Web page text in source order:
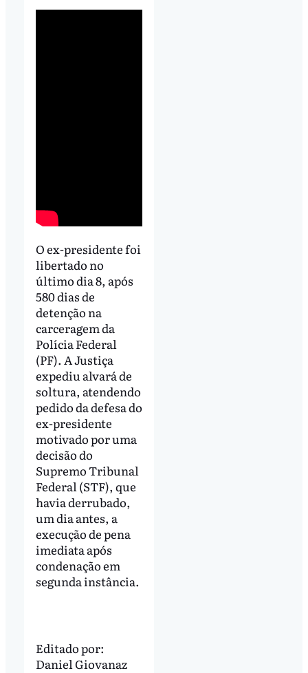
O ex-presidente foi
libertado no
último dia 8, após
580 dias de
detenção na
carceragem da
Polícia Federal
(PF). A Justiça
expediu alvará de
soltura, atendendo
pedido da defesa do
ex-presidente
motivado por uma
decisão do
Supremo Tribunal
Federal (STF), que
havia derrubado,
um dia antes, a
execução de pena
imediata após
condenação em
segunda instância.
Editado por:
Daniel Giovanaz